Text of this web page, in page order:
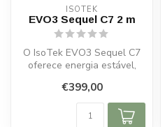
ISOTEK
EVO3 Sequel C7 2 m
O IsoTek EVO3 Sequel C7
oferece energia estável,
melhor q...
€399,00